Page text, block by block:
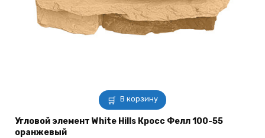
В корзину
Угловой элемент White Hills Кросс Фелл 100-55
оранжевый